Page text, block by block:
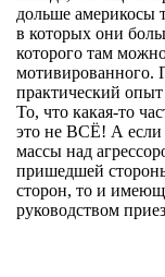
дольше америкосы
в которых они
которого там
мотивированного.
практический
То, что какая-то
это не ВСЁ! А если
массы над
пришедшей
сторон, то и
руководством